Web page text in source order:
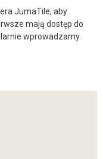
JumaTile, aby
mają dostęp do
wprowadzamy.